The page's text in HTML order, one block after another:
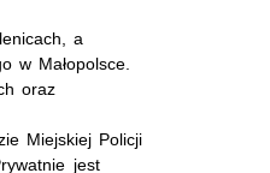
a
w Małopolsce.
oraz
Miejskiej Policji
jest